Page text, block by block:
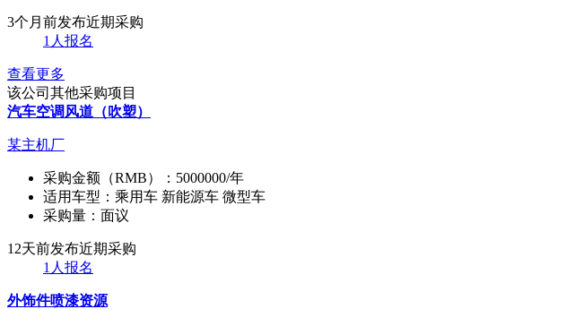
3个月前发布近期采购
1人报名
查看更多
该公司其他采购项目
汽车空调风道（吹塑）
某主机厂
采购金额（RMB）： 5000000/年
适用车型： 乘用车 新能源车 微型车
采购量： 面议
12天前发布近期采购
1人报名
外饰件喷漆资源